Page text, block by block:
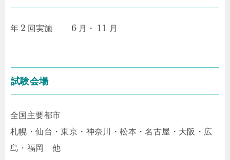
年 2 回実施 6 月・ 11 月
試験会場
全国主要都市
札幌・仙台・東京・神奈川・松本・名古屋・大阪・広
島・福岡 他